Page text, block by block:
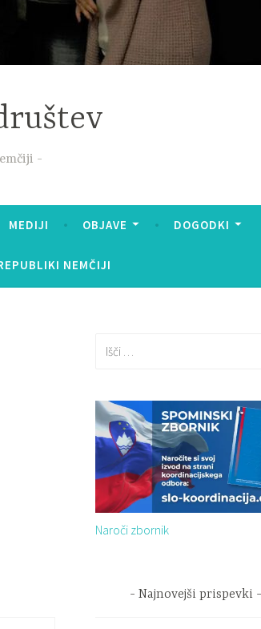
MEDIJI OBJAVE DOGODKI
NEMČIJI
Naroči zbornik
Najnovejši prispevki